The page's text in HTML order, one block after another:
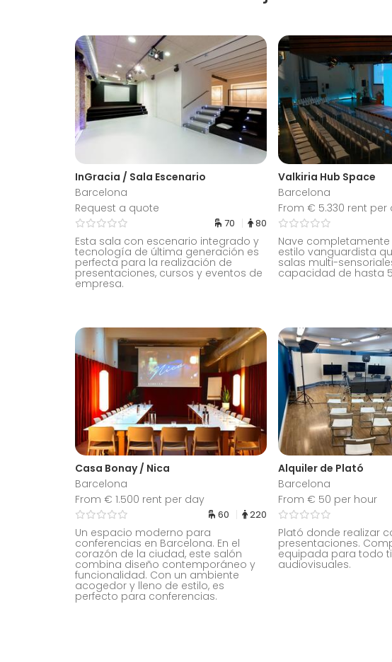
InGracia / Sala Escenario
Barcelona
Request a quote
70 80
Esta sala con escenario integrado y
tecnología de última generación es
perfecta para la realización de
presentaciones, cursos y eventos de
empresa.
Valkiria Hub Space
Barcelona
From € 5.330 rent per
Nave
estilo vanguardista
salas multi-
capacidad de hasta
Casa Bonay / Nica
Barcelona
From € 1.500 rent per day
60 220
Un espacio moderno para
conferencias en Barcelona. En el
corazón de la ciudad, este salón
combina diseño contemporáneo y
funcionalidad. Con un ambiente
acogedor y lleno de estilo, es
perfecto para conferencias.
Alquiler de Plató
Barcelona
From € 50 per hour
Plató donde realizar
presentaciones.
equipada para todo
audiovisuales.